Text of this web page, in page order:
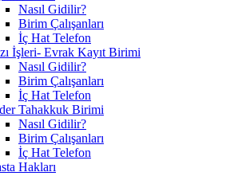
Nasıl Gidilir?
Birim Çalışanları
İç Hat Telefon
İşleri- Evrak Kayıt Birimi
Nasıl Gidilir?
Birim Çalışanları
İç Hat Telefon
Tahakkuk Birimi
Nasıl Gidilir?
Birim Çalışanları
İç Hat Telefon
Hakları